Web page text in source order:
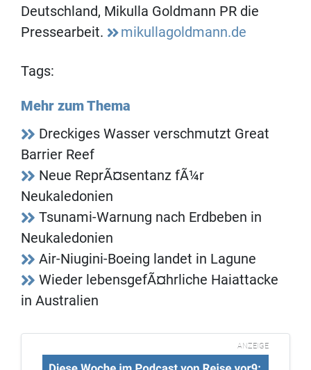
Deutschland, Mikulla Goldmann PR die
Pressearbeit.
mikullagoldmann.de
Tags:
Mehr zum Thema
Dreckiges Wasser verschmutzt Great
Barrier Reef
Neue ReprÃ¤sentanz fÃ¼r
Neukaledonien
Tsunami-Warnung nach Erdbeben in
Neukaledonien
Air-Niugini-Boeing landet in Lagune
Wieder lebensgefÃ¤hrliche Haiattacke
in Australien
ANZEIGE